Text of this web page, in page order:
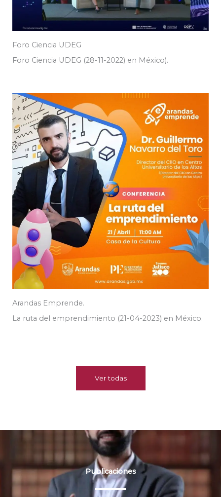
Foro Ciencia UDEG
Foro Ciencia UDEG (28-11-2022) en México).
Arandas Emprende.
La ruta del emprendimiento (21-04-2023) en México.
Ver todas
Publicaciones